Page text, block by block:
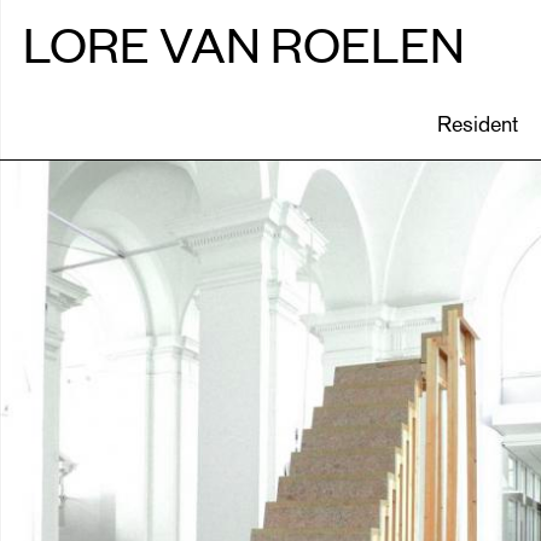
CALLS
EN
© Charlie De Keersmaecker
LORE VAN ROELEN
Resident